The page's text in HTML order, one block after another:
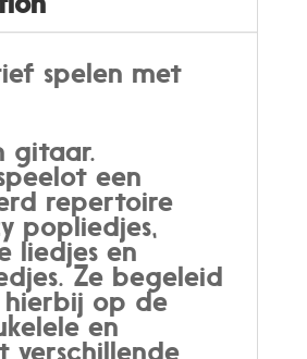
spelen met
gitaar.
een
repertoire
popliedjes,
liedjes en
Ze begeleid
hierbij op de
en
verschillende